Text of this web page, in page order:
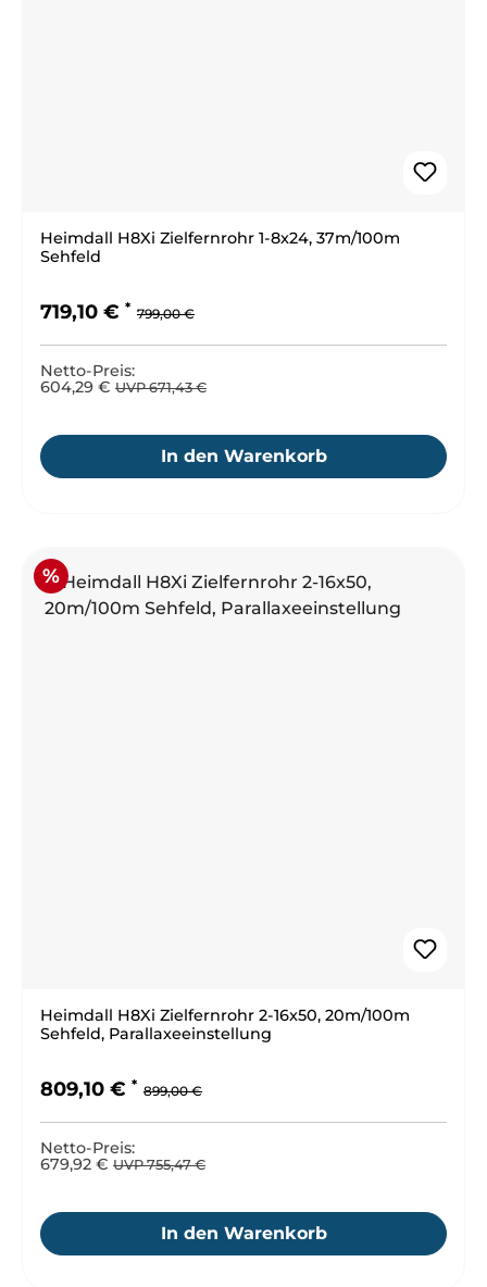
Heimdall H8Xi Zielfernrohr 1-8x24, 37m/100m
Sehfeld
Verkaufspreis:
719,10 € Regulärer Preis:
799,00 €
Netto-Preis:
604,29 € UVP 671,43 €
In den Warenkorb
Rabatt
%
Heimdall H8Xi Zielfernrohr 2-16x50, 20m/100m
Sehfeld, Parallaxeeinstellung
Verkaufspreis:
809,10 € Regulärer Preis:
899,00 €
Netto-Preis:
679,92 € UVP 755,47 €
In den Warenkorb